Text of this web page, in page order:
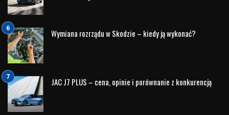
porównać dostępne wersje wyposażenia,
poznać aktualne formy finansowania,
skonsultować się z doradcą sprzedaży.
Dzięki temu znacznie łatwiej podjąć świadomą decyzję
zakupową.